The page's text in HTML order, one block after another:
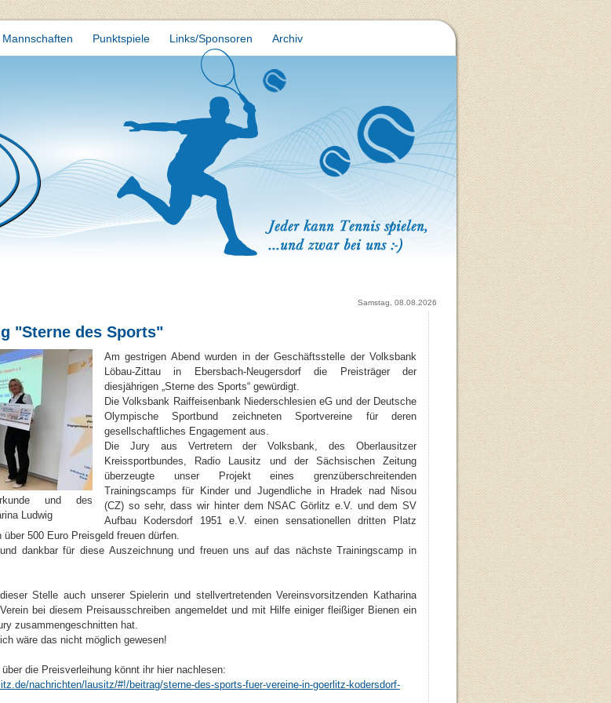
Mannschaften Punktspiele Links/Sponsoren Archiv
Samstag, 08.08.2026
"Sterne des Sports"
und des
Ludwig
Am gestrigen Abend wurden in der Geschäftsstelle der Volksbank
Löbau-Zittau in Ebersbach-Neugersdorf die Preisträger der
diesjährigen „Sterne des Sports“ gewürdigt.
Die Volksbank Raiffeisenbank Niederschlesien eG und der Deutsche
Olympische Sportbund zeichneten Sportvereine für deren
gesellschaftliches Engagement aus.
Die Jury aus Vertretern der Volksbank, des Oberlausitzer
Kreissportbundes, Radio Lausitz und der Sächsischen Zeitung
überzeugte unser Projekt eines grenzüberschreitenden
Trainingscamps für Kinder und Jugendliche in Hradek nad Nisou
(CZ) so sehr, dass wir hinter dem NSAC Görlitz e.V. und dem SV
Aufbau Kodersdorf 1951 e.V. einen sensationellen dritten Platz
über 500 Euro Preisgeld freuen dürfen.
dankbar für diese Auszeichnung und freuen uns auf das nächste Trainingscamp in
Stelle auch unserer Spielerin und stellvertretenden Vereinsvorsitzenden Katharina
bei diesem Preisausschreiben angemeldet und mit Hilfe einiger fleißiger Bienen ein
zusammengeschnitten hat.
wäre das nicht möglich gewesen!
die Preisverleihung könnt ihr hier nachlesen:
nachrichten/lausitz/#!/beitrag/sterne-des-sports-fuer-vereine-in-goerlitz-kodersdorf-